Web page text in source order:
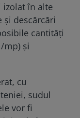
izolat în alte
și descărcări
cantități
mp) și
cu
sudul
vor fi